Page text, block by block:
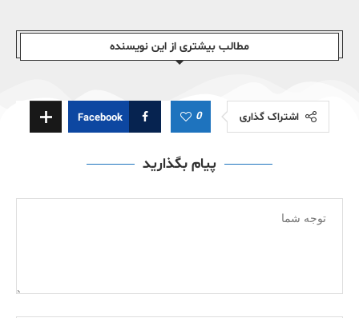
مطالب بیشتری از این نویسندە
اشتراک گذاری 0
Facebook
پیام بگذارید